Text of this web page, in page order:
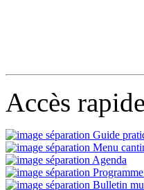
Accès rapide
Guide
Menu
Agenda
Bulletin